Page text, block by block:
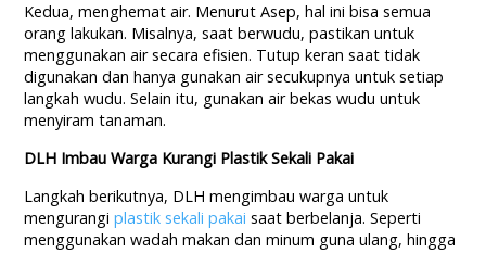
Kedua, menghemat air. Menurut Asep, hal ini bisa semua
orang lakukan. Misalnya, saat berwudu, pastikan untuk
menggunakan air secara efisien. Tutup keran saat tidak
digunakan dan hanya gunakan air secukupnya untuk setiap
langkah wudu. Selain itu, gunakan air bekas wudu untuk
menyiram tanaman.
DLH Imbau Warga Kurangi Plastik Sekali Pakai
Langkah berikutnya, DLH mengimbau warga untuk
mengurangiplastik sekali pakai saat berbelanja. Seperti
menggunakan wadah makan dan minum guna ulang, hingga